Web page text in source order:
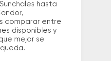
hasta
comparar entre
disponibles y
mejor se